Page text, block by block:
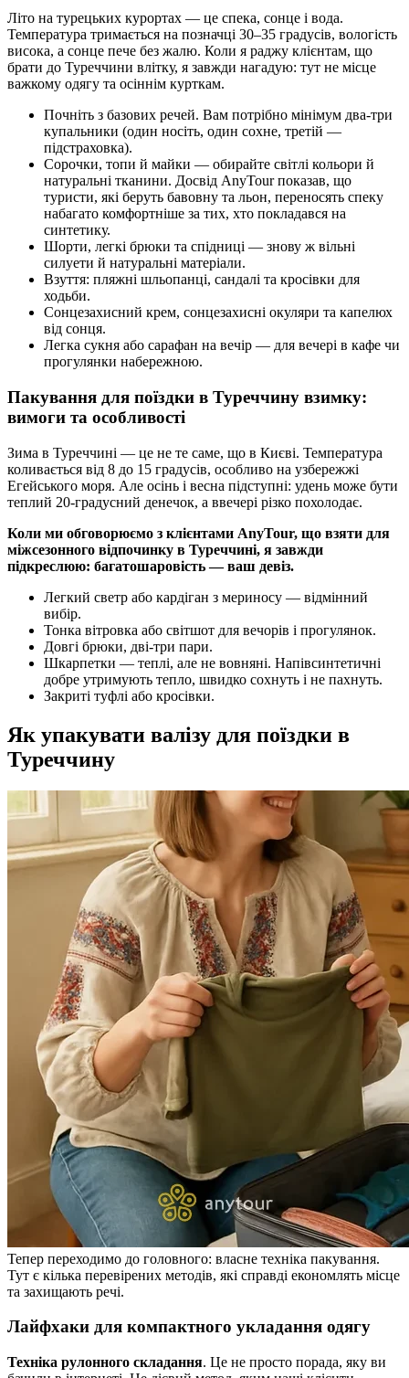
Літо на турецьких курортах — це спека, сонце і вода.
Температура тримається на позначці 30–35 градусів, вологість
висока, а сонце пече без жалю. Коли я раджу клієнтам, що
брати до Туреччини влітку, я завжди нагадую: тут не місце
важкому одягу та осіннім курткам.
Почніть з базових речей. Вам потрібно мінімум два-три
купальники (один носіть, один сохне, третій —
підстраховка).
Сорочки, топи й майки — обирайте світлі кольори й
натуральні тканини. Досвід AnyTour показав, що
туристи, які беруть бавовну та льон, переносять спеку
набагато комфортніше за тих, хто покладався на
синтетику.
Шорти, легкі брюки та спідниці — знову ж вільні
силуети й натуральні матеріали.
Взуття: пляжні шльопанці, сандалі та кросівки для
ходьби.
Сонцезахисний крем, сонцезахисні окуляри та капелюх
від сонця.
Легка сукня або сарафан на вечір — для вечері в кафе чи
прогулянки набережною.
Пакування для поїздки в Туреччину взимку:
вимоги та особливості
Зима в Туреччині — це не те саме, що в Києві. Температура
коливається від 8 до 15 градусів, особливо на узбережжі
Егейського моря. Але осінь і весна підступні: удень може бути
теплий 20‑градусний денечок, а ввечері різко похолодає.
Коли ми обговорюємо з клієнтами AnyTour, що взяти для
міжсезонного відпочинку в Туреччині, я завжди
підкреслюю: багатошаровість — ваш девіз.
Легкий светр або кардіган з мериносу — відмінний
вибір.
Тонка вітровка або світшот для вечорів і прогулянок.
Довгі брюки, дві-три пари.
Шкарпетки — теплі, але не вовняні. Напівсинтетичні
добре утримують тепло, швидко сохнуть і не пахнуть.
Закриті туфлі або кросівки.
Як упакувати валізу для поїздки в
Туреччину
Тепер переходимо до головного: власне техніка пакування.
Тут є кілька перевірених методів, які справді економлять місце
та захищають речі.
Лайфхаки для компактного укладання одягу
Техніка рулонного складання. Це не просто порада, яку ви